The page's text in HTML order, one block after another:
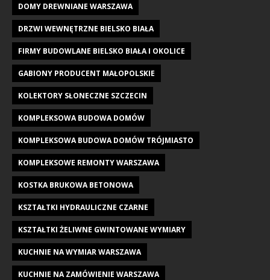
DOMY DREWNIANE WARSZAWA
DRZWI WEWNĘTRZNE BIELSKO BIAŁA
FIRMY BUDOWLANE BIELSKO BIAŁA I OKOLICE
GABIONY PRODUCENT MAŁOPOLSKIE
KOLEKTORY SŁONECZNE SZCZECIN
KOMPLEKSOWA BUDOWA DOMÓW
KOMPLEKSOWA BUDOWA DOMÓW TRÓJMIASTO
KOMPLEKSOWE REMONTY WARSZAWA
KOSTKA BRUKOWA BETONOWA
KSZTAŁTKI HYDRAULICZNE CZARNE
KSZTAŁTKI ŻELIWNE GWINTOWANE WYMIARY
KUCHNIE NA WYMIAR WARSZAWA
KUCHNIE NA ZAMÓWIENIE WARSZAWA